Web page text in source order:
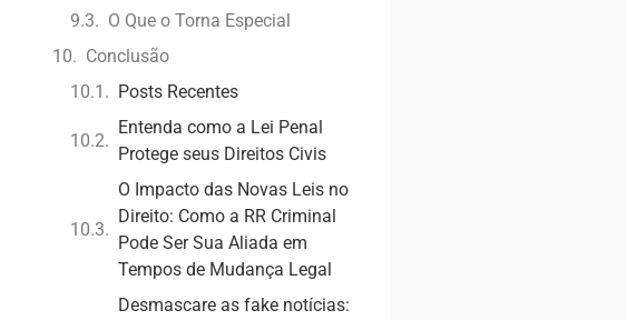
O Que o Torna Especial
Conclusão
Posts Recentes
Entenda como a Lei Penal
Protege seus Direitos Civis
O Impacto das Novas Leis no
Direito: Como a RR Criminal
Pode Ser Sua Aliada em
Tempos de Mudança Legal
Desmascare as fake notícias: